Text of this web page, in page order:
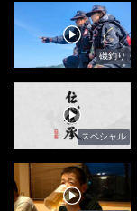
磯釣り
スペシャル